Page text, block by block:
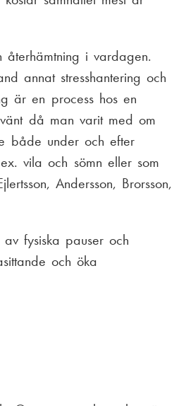
i vardagen.
annat stresshantering och
är en process hos en
då man varit med om
både under och efter
vila och sömn eller som
Andersson, Brorsson,
fysiska pauser och
och öka